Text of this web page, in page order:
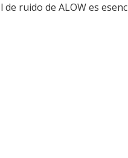
ruido de ALOW es